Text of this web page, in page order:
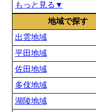
もっと見る▼
地域で探す
出雲地域
平田地域
佐田地域
多伎地域
湖陵地域